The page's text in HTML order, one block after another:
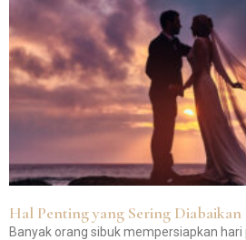
Hal Penting yang Sering Diabaikan
Banyak orang sibuk mempersiapkan